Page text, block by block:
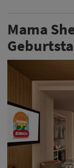
Mama